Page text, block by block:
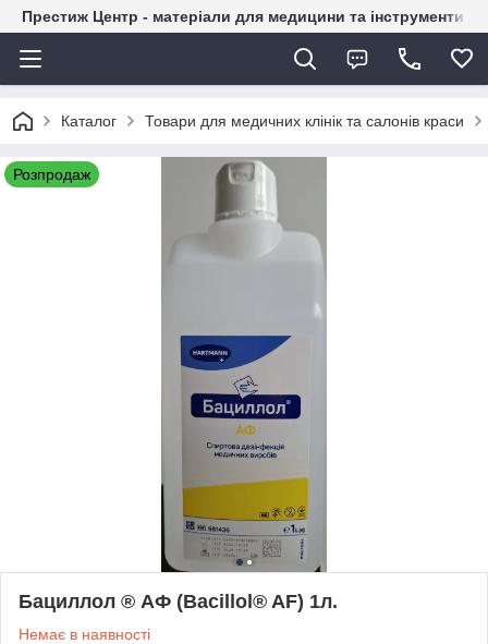
Престиж Центр - матеріали для медицини та інструменти
Каталог Товари для медичних клінік та салонів краси
Розпродаж
Бациллол ® АФ (Bacillol® AF) 1л.
Немає в наявності